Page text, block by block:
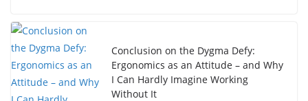
Conclusion on the Dygma Defy:
Ergonomics as an Attitude – and Why
I Can Hardly Imagine Working
Without It